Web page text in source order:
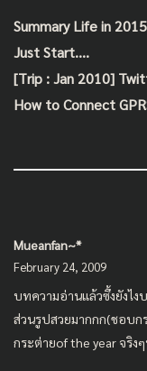
Summary Life in 2015
Just Start….
[Trip : Jan 2010]
How to Connect
Mueanfan~*
February 24, 2009
บทความอ่านแล้วซึ้งยังไง
ส่วนรูปสวยมากกก(ชอบ
กระต่ายof the year จริง